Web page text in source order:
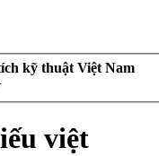
kỹ thuật Việt Nam
việt